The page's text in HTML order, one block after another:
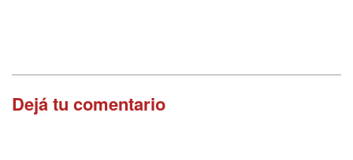
Dejá tu comentario